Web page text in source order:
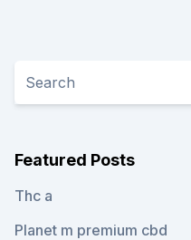
Featured Posts
Thc a
Planet m premium cbd